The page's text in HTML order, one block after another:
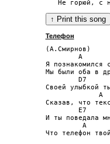
Телефон
(А.Смирнов)
        A
Я познакомился
Мы были оба в
        D7
Своей улыбкой
             A
Сказав, что
E7
И ты поведала
         A
Что телефон